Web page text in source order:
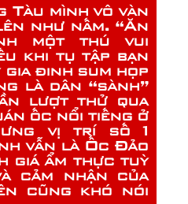
Tàu mình vô vàn
như nấm. “Ăn
một thú vui
khi tụ tập bạn
đinh sum họp
là dân “sành”
lượt thử qua
ốc nổi tiếng ở
vị trí số 1
vẫn là Ốc Đảo
giá ẩm thực tuỳ
cảm nhận của
cũng khó nói